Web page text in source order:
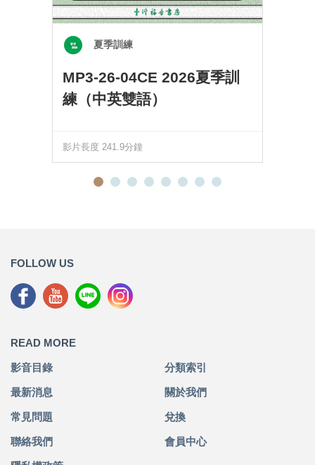
夏季訓練
MP3-26-04CE 2026夏季訓
練（中英雙語）
影片長度 241.9分鐘
FOLLOW US
READ MORE
影音目錄 分類索引
最新消息 關於我們
常見問題 兌換
聯絡我們 會員中心